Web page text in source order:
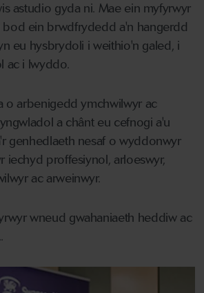
astudio gyda ni. Mae ein myfyrwyr
ein brwdfrydedd a'n hangerdd
eu hysbrydoli i weithio'n galed, i
ac i lwyddo.
o arbenigedd ymchwilwyr ac
a chânt eu cefnogi a'u
genhedlaeth nesaf o wyddonwyr
iechyd proffesiynol, arloeswyr,
ac arweinwyr.
wneud gwahaniaeth heddiw ac